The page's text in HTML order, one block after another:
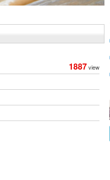
1887view